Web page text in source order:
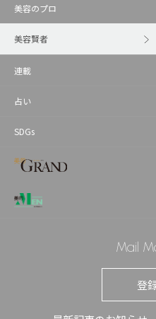
美容のプロ
美容賢者
連載
占い
SDGs
Mail
登